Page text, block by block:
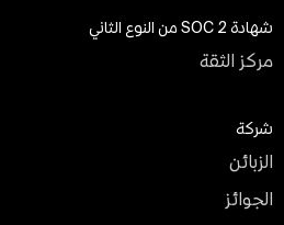
شهادة SOC 2 من النوع الثاني
مركز الثقة
شركة
الزبائن
الجوائز